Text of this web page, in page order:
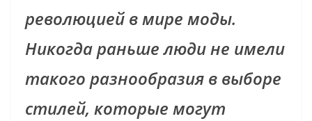
революцией в мире моды.
Никогда раньше люди не имели
такого разнообразия в выборе
стилей, которые могут